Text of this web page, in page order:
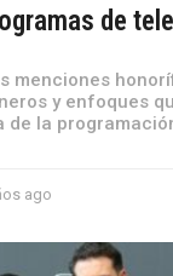
de
menciones
y enfoques
de la
ago
ñ